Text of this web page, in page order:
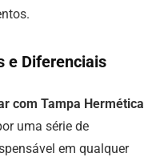
e Diferenciais
com Tampa Hermética
uma série de
em qualquer